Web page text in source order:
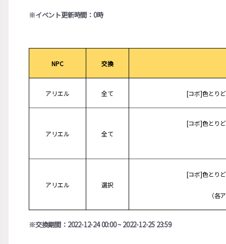
※イベント更新時間：0時
NPC 交換
アリエル 全て [コボ]色とり
アリエル 全て
[コボ]色とり
アリエル 選択
[コボ]色とり
（各
※交換期間：2022-12-24 00:00 ~ 2022-12-25 23:59